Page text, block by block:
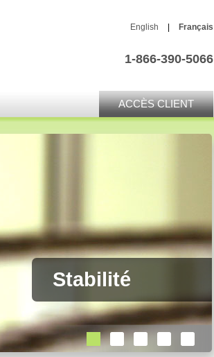
English Français
1-866-390-5066
ACCÈS CLIENT
Automatisation